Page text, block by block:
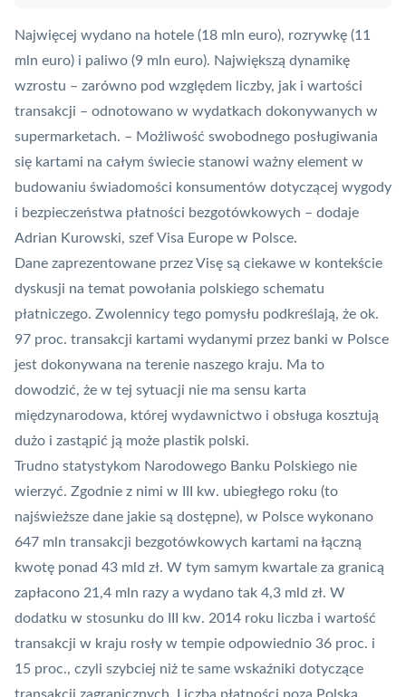
Najwięcej wydano na hotele (18 mln euro), rozrywkę (11
mln euro) i paliwo (9 mln euro). Największą dynamikę
wzrostu – zarówno pod względem liczby, jak i wartości
transakcji – odnotowano w wydatkach dokonywanych w
supermarketach. – Możliwość swobodnego posługiwania
się kartami na całym świecie stanowi ważny element w
budowaniu świadomości konsumentów dotyczącej wygody
i bezpieczeństwa płatności bezgotówkowych – dodaje
Adrian Kurowski, szefVisa Europe w Polsce.
Dane zaprezentowane przez Visę są ciekawe w kontekście
dyskusji na temat powołania polskiego schematu
płatniczego. Zwolennicy tego pomysłu podkreślają, że ok.
97 proc. transakcji kartami wydanymi przez banki w Polsce
jest dokonywana na terenie naszego kraju. Ma to
dowodzić, że w tej sytuacji nie ma sensu karta
międzynarodowa, której wydawnictwo i obsługa kosztują
dużo i zastąpić ją może plastik polski.
Trudno statystykom Narodowego Banku Polskiego nie
wierzyć. Zgodnie z nimi w III kw. ubiegłego roku (to
najświeższe dane jakie są dostępne), w Polsce wykonano
647 mln transakcji bezgotówkowych kartami na łączną
kwotę ponad 43 mld zł. W tym samym kwartale za granicą
zapłacono 21,4 mln razy a wydano tak 4,3 mld zł. W
dodatku w stosunku do III kw. 2014 roku liczba i wartość
transakcji w kraju rosły w tempie odpowiednio 36 proc. i
15 proc., czyli szybciej niż te same wskaźniki dotyczące